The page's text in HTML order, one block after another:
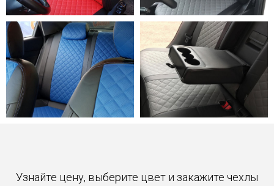
Узнайте цену, выберите цвет и закажите чехлы